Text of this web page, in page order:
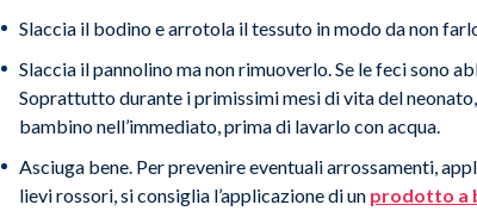
Slaccia il bodino e arrotola il tessuto in modo da non
Slaccia il pannolino ma non rimuoverlo. Se le feci sono
Soprattutto durante i primissimi mesi di vita del
bambino nell’immediato, prima di lavarlo con acqua.
Asciuga bene. Per prevenire eventuali arrossamenti,
lievi rossori, si consiglia l’applicazione di un prodotto a